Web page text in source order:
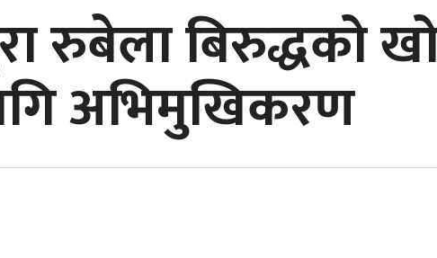
रुबेला बिरुद्धको
अभिमुखिकरण